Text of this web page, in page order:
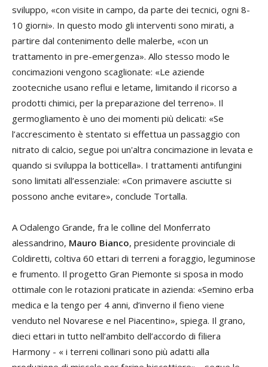
sviluppo, «con visite in campo, da parte dei tecnici, ogni 8-
10 giorni». In questo modo gli interventi sono mirati, a
partire dal contenimento delle malerbe, «con un
trattamento in pre-emergenza». Allo stesso modo le
concimazioni vengono scaglionate: «Le aziende
zootecniche usano reflui e letame, limitando il ricorso a
prodotti chimici, per la preparazione del terreno». Il
germogliamento è uno dei momenti più delicati: «Se
l’accrescimento è stentato si effettua un passaggio con
nitrato di calcio, segue poi un'altra concimazione in levata e
quando si sviluppa la botticella». I trattamenti antifungini
sono limitati all’essenziale: «Con primavere asciutte si
possono anche evitare», conclude Tortalla.
A Odalengo Grande, fra le colline del Monferrato
alessandrino, Mauro Bianco, presidente provinciale di
Coldiretti, coltiva 60 ettari di terreni a foraggio, leguminose
e frumento. Il progetto Gran Piemonte si sposa in modo
ottimale con le rotazioni praticate in azienda: «Semino erba
medica e la tengo per 4 anni, d’inverno il fieno viene
venduto nel Novarese e nel Piacentino», spiega. Il grano,
dieci ettari in tutto nell’ambito dell’accordo di filiera
Harmony - « i terreni collinari sono più adatti alla